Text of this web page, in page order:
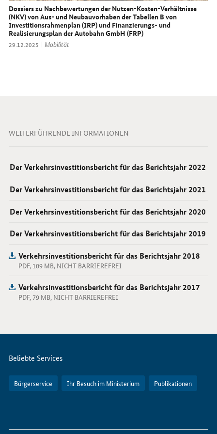
Dossiers zu Nachbewertungen der Nutzen-Kosten-Verhältnisse
(NKV) von Aus- und Neubauvorhaben der Tabellen B von
Investitionsrahmenplan (IRP) und Finanzierungs- und
Realisierungsplan der Autobahn GmbH (FRP)
Datum:
29.12.2025 Thema:
Mobilität
WEITERFÜHRENDE INFORMATIONEN
Der Verkehrsinvestitionsbericht für das Berichtsjahr 2022
Der Verkehrsinvestitionsbericht für das Berichtsjahr 2021
Der Verkehrsinvestitionsbericht für das Berichtsjahr 2020
Der Verkehrsinvestitionsbericht für das Berichtsjahr 2019
Verkehrsinvestitionsbericht für das Berichtsjahr 2018
PDF, 109 MB, NICHT BARRIEREFREI
Verkehrsinvestitionsbericht für das Berichtsjahr 2017
PDF, 79 MB, NICHT BARRIEREFREI
Servicemenü
Beliebte Services
Bürgerservice Ihr Besuch im Ministerium Publikationen